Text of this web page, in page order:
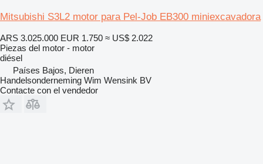
Mitsubishi S3L2 motor para Pel-Job EB300 miniexcavadora
ARS 3.025.000 EUR 1.750 ≈ US$ 2.022
Piezas del motor - motor
diésel
Países Bajos, Dieren
Handelsonderneming Wim Wensink BV
Contacte con el vendedor